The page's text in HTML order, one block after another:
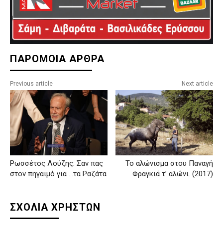
ΠΑΡΟΜΟΙΑ ΑΡΘΡΑ
Previous article
Ρωσσέτος Λούζης: Σαν πας
στον πηγαιμό για …τα Ραζάτα
Next article
Το αλώνισμα στου Παναγή
Φραγκιά τ’ αλώνι. (2017)
ΣΧΟΛΙΑ ΧΡΗΣΤΩΝ